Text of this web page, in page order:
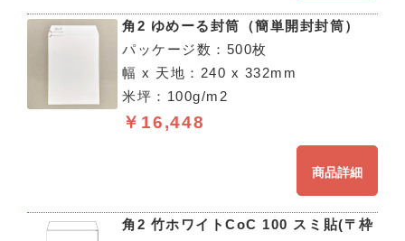
角2 ゆめーる封筒（簡単開封封筒）
パッケージ数：500枚
幅 x 天地：240 x 332mm
米坪：100g/m2
￥16,448
商品詳細
角2 竹ホワイトCoC 100 スミ貼(〒枠